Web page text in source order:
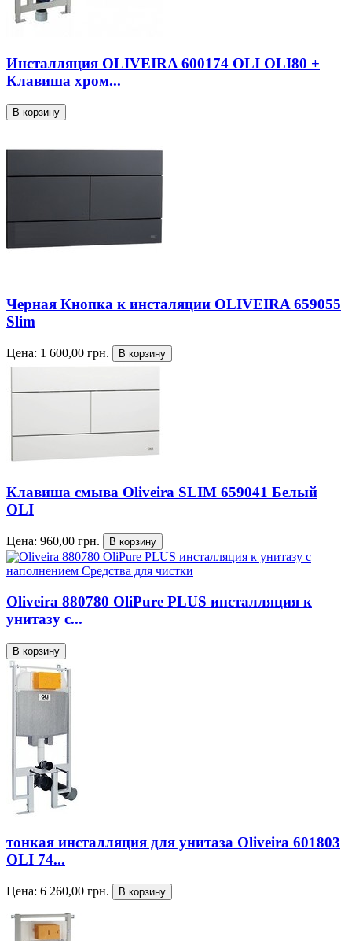
Инсталляция OLIVEIRA 600174 OLI OLI80 +
Клавиша хром...
Черная Кнопка к инсталяции OLIVEIRA 659055
Slim
Цена: 1 600,00 грн.
Клавиша смыва Oliveira SLIM 659041 Белый
OLI
Цена: 960,00 грн.
Oliveira 880780 OliPure PLUS инсталляция к
унитазу с...
тонкая инсталляция для унитаза Oliveira 601803
OLI 74...
Цена: 6 260,00 грн.